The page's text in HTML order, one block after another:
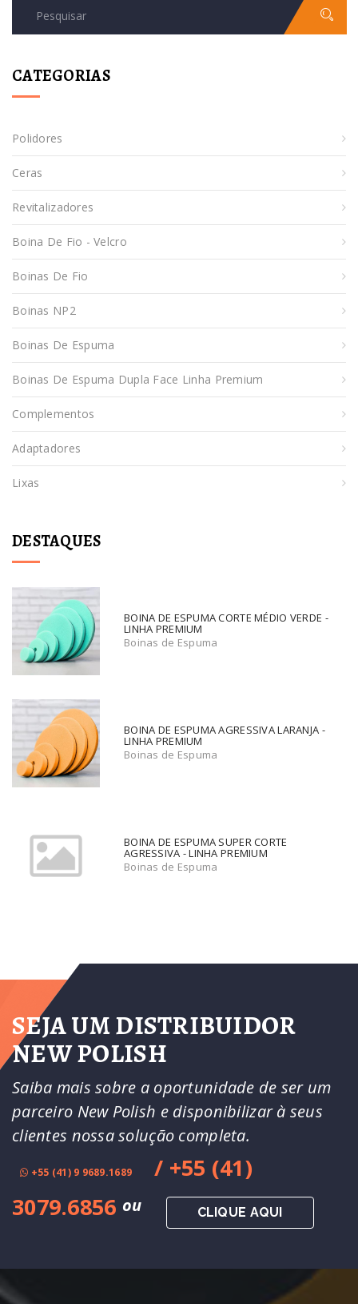
CATEGORIAS
Polidores
Ceras
Revitalizadores
Boina De Fio - Velcro
Boinas De Fio
Boinas NP2
Boinas De Espuma
Boinas De Espuma Dupla Face Linha Premium
Complementos
Adaptadores
Lixas
DESTAQUES
BOINA DE ESPUMA CORTE MÉDIO VERDE -
LINHA PREMIUM
Boinas de Espuma
BOINA DE ESPUMA AGRESSIVA LARANJA -
LINHA PREMIUM
Boinas de Espuma
BOINA DE ESPUMA SUPER CORTE
AGRESSIVA - LINHA PREMIUM
Boinas de Espuma
SEJA UM DISTRIBUIDOR
NEW POLISH
Saiba mais sobre a oportunidade de ser um
parceiro New Polish e disponibilizar à seus
clientes nossa solução completa.
+55 (41) 9 9689.1689
/ +55 (41)
3079.6856 ou CLIQUE AQUI